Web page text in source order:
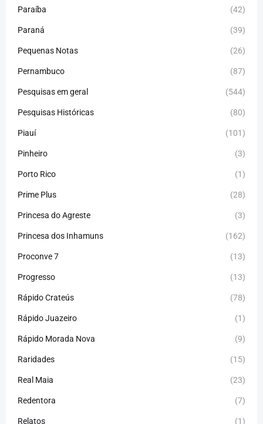
Paraíba (42)
Paraná (39)
Pequenas Notas (26)
Pernambuco (87)
Pesquisas em geral (544)
Pesquisas Históricas (80)
Piauí (101)
Pinheiro (3)
Porto Rico (1)
Prime Plus (28)
Princesa do Agreste (3)
Princesa dos Inhamuns (162)
Proconve 7 (13)
Progresso (13)
Rápido Crateús (78)
Rápido Juazeiro (1)
Rápido Morada Nova (9)
Raridades (15)
Real Maia (23)
Redentora (7)
Relatos (1)